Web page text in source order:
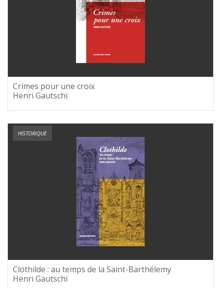
Crimes pour une croix
Henri Gautschi
HISTORIQUE
Clothilde : au temps de la Saint-Barthélemy
Henri Gautschi